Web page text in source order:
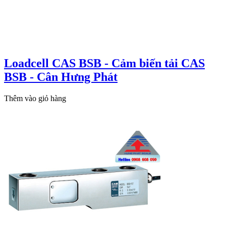
Loadcell CAS BSB - Cảm biến tải CAS
BSB - Cân Hưng Phát
Thêm vào giỏ hàng